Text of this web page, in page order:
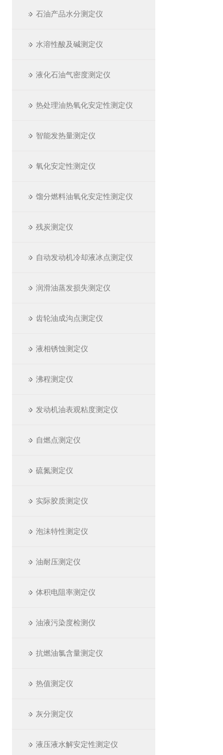
石油产品水分测定仪
水溶性酸及碱测定仪
液化石油气密度测定仪
热处理油热氧化安定性测定仪
智能发热量测定仪
氧化安定性测定仪
馏分燃料油氧化安定性测定仪
残炭测定仪
自动发动机冷却液冰点测定仪
润滑油蒸发损失测定仪
齿轮油成沟点测定仪
液相锈蚀测定仪
沸程测定仪
发动机油表观粘度测定仪
自燃点测定仪
硫氮测定仪
实际胶质测定仪
泡沫特性测定仪
油耐压测定仪
体积电阻率测定仪
油液污染度检测仪
抗燃油氯含量测定仪
热值测定仪
灰分测定仪
液压液水解安定性测定仪